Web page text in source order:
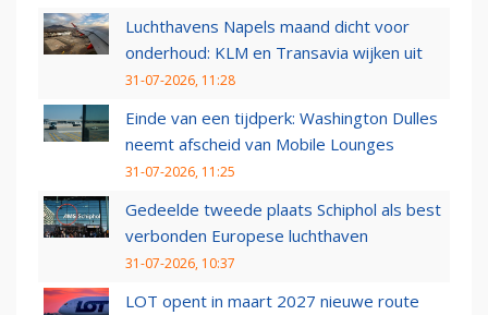
Luchthavens Napels maand dicht voor
onderhoud: KLM en Transavia wijken uit
31-07-2026, 11:28
Einde van een tijdperk: Washington Dulles
neemt afscheid van Mobile Lounges
31-07-2026, 11:25
Gedeelde tweede plaats Schiphol als best
verbonden Europese luchthaven
31-07-2026, 10:37
LOT opent in maart 2027 nieuwe route